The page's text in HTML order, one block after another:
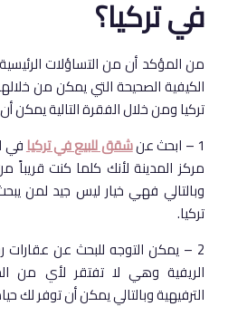
في تركيا؟
من المؤكد أن من التساؤلات
الكيفية الصحيحة التي يمكن من
تركيا ومن خلال الفقرة التالية يمكن
1 – ابحث عن
شقق للبيع في تركيافي
مركز المدينة لأنك كلما كنت قريباً
وبالتالي فهي خيار ليس جيد لمن
تركيا.
2 – يمكن التوجه للبحث عن
الريفية وهي لا تفتقر لأي من
الترفيهية وبالتالي يمكن أن توفر لك